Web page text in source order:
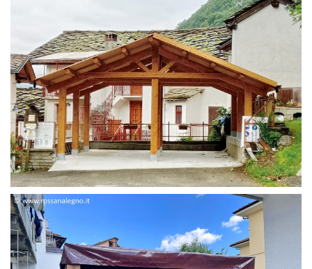
STRUTTURA DUE FALDE